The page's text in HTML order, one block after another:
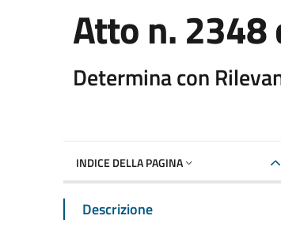
Atto n.
Determina con
INDICE DELLA PAGINA
Descrizione